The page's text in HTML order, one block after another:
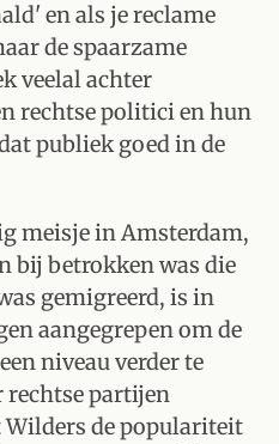
en als je reclame
de spaarzame
veelal achter
rechtse politici en hun
publiek goed in de
meisje in Amsterdam,
bij betrokken was die
gemigreerd, is in
aangegrepen om de
niveau verder te
rechtse partijen
Wilders de populariteit